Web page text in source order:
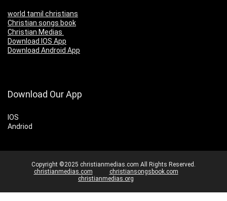
world tamil christians
Christian songs book
Christian Medias
Download IOS App
Download Android App
Download Our App
IOS
Andriod
Copyright ©2025 christianmedias.com All Rights Reserved.
christianmedias.com
christiansongsbook.com
christianmedias.org